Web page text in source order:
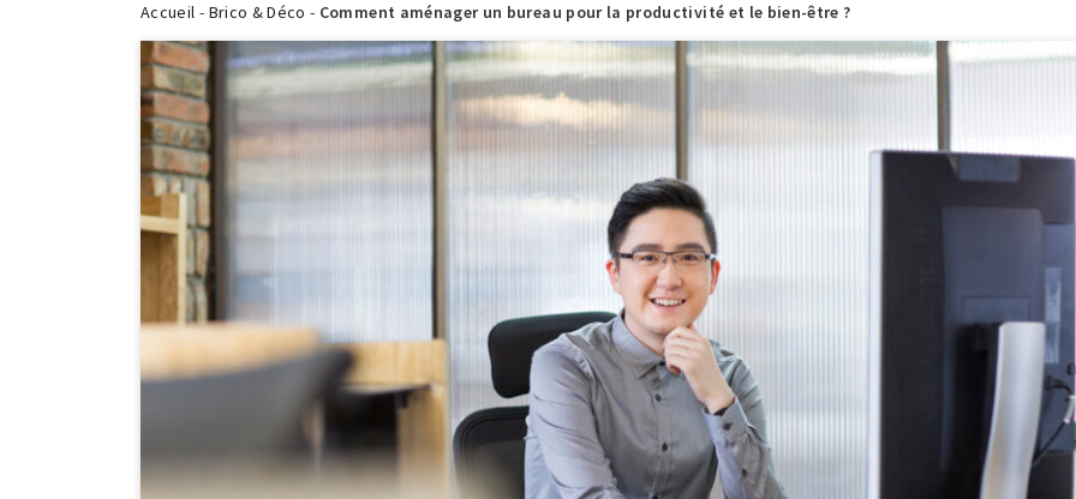
Accueil - Brico & Déco - Comment aménager un bureau pour la productivité et le bien-être ?